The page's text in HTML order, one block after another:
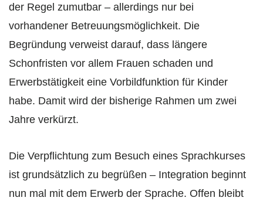
der Regel zumutbar – allerdings nur bei
vorhandener Betreuungsmöglichkeit. Die
Begründung verweist darauf, dass längere
Schonfristen vor allem Frauen schaden und
Erwerbstätigkeit eine Vorbildfunktion für Kinder
habe. Damit wird der bisherige Rahmen um zwei
Jahre verkürzt.
Die Verpflichtung zum Besuch eines Sprachkurses
ist grundsätzlich zu begrüßen – Integration beginnt
nun mal mit dem Erwerb der Sprache. Offen bleibt